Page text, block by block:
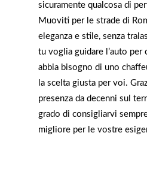
sicuramente qualcosa di
Muoviti per le strade di
eleganza e stile, senza
tu voglia guidare l’auto
abbia bisogno di uno
la scelta giusta per voi.
presenza da decenni sul
grado di consigliarvi
migliore per le vostre